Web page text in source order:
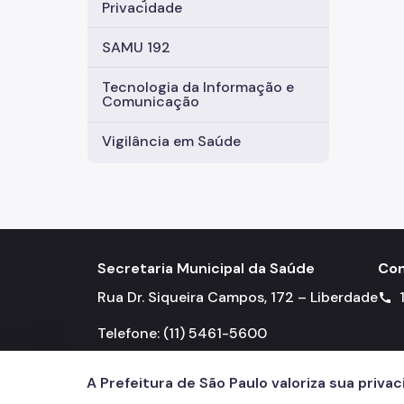
Privacidade
SAMU 192
Tecnologia da Informação e
Comunicação
Vigilância em Saúde
Secretaria Municipal da Saúde
Rua Dr. Siqueira Campos, 172 – Liberdade
Telefone: (11) 5461-5600
call
A Prefeitura de São Paulo valoriza sua